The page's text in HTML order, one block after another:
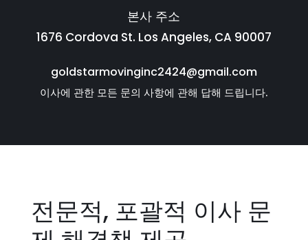
본사 주소
1676 Cordova St. Los Angeles, CA 90007
goldstarmovinginc2424@gmail.com
이사에 관한 모든 문의 사항에 관해 답해 드립니다.
전문적, 포괄적 이사 문